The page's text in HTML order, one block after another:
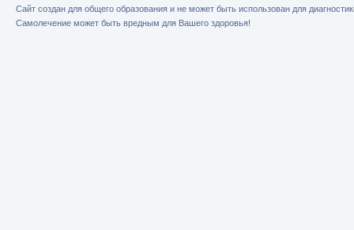
Сайт создан для общего образования и не может быть использован для
Самолечение может быть вредным для Вашего здоровья!